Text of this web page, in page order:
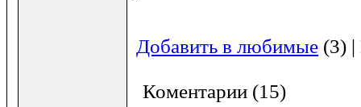
Добавить в любимые (3)
Коментарии (15)